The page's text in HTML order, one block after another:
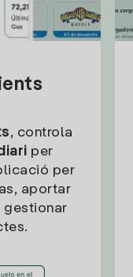
, controla
per
per
aportar
gestionar